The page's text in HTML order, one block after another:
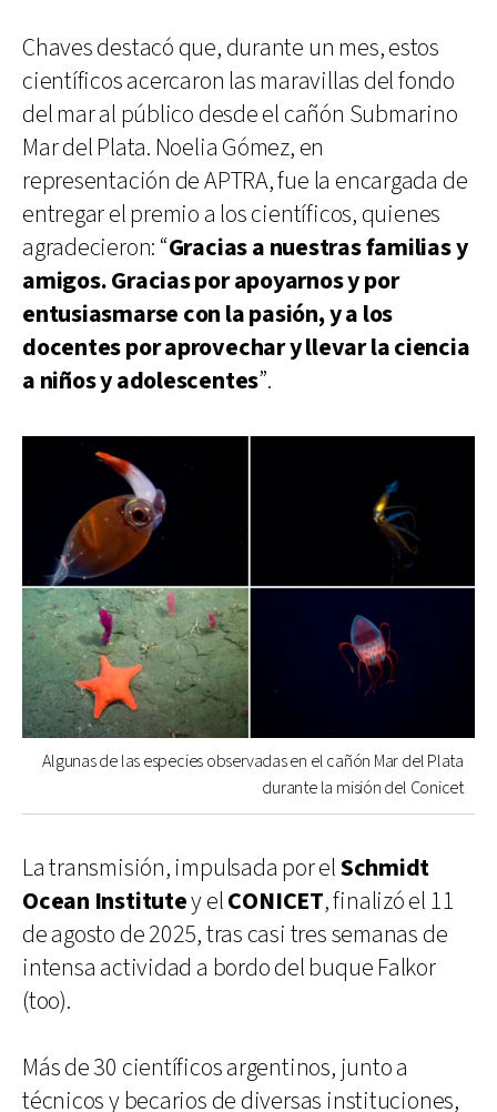
Chaves destacó que, durante un mes, estos
científicos acercaron las maravillas del fondo
del mar al público desde el cañón Submarino
Mar del Plata. Noelia Gómez, en
representación de APTRA, fue la encargada de
entregar el premio a los científicos, quienes
agradecieron: “Gracias a nuestras familias y
amigos. Gracias por apoyarnos y por
entusiasmarse con la pasión, y a los
docentes por aprovechar y llevar la ciencia
a niños y adolescentes”.
Algunas de las especies observadas en el cañón Mar del Plata
durante la misión del Conicet
La transmisión, impulsada por elSchmidt
Ocean Institutey elCONICET, finalizó el 11
de agosto de 2025, tras casi tres semanas de
intensa actividad a bordo del buque Falkor
(too).
Más de 30 científicos argentinos, junto a
técnicos y becarios de diversas instituciones,